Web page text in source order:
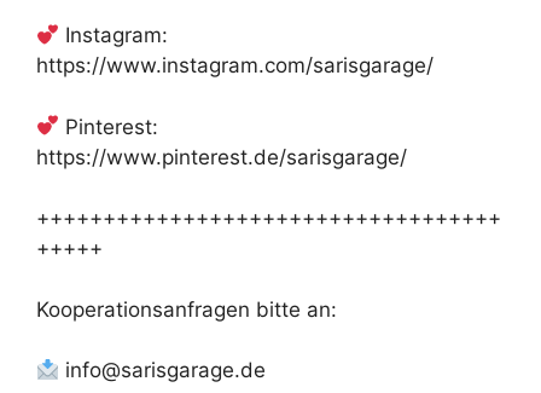
Instagram:
https://www.instagram.com/sarisgarage/
Pinterest:
https://www.pinterest.de/sarisgarage/
+++++++++++++++++++++++++++++++++++
+++++
Kooperationsanfragen bitte an:
info@sarisgarage.de